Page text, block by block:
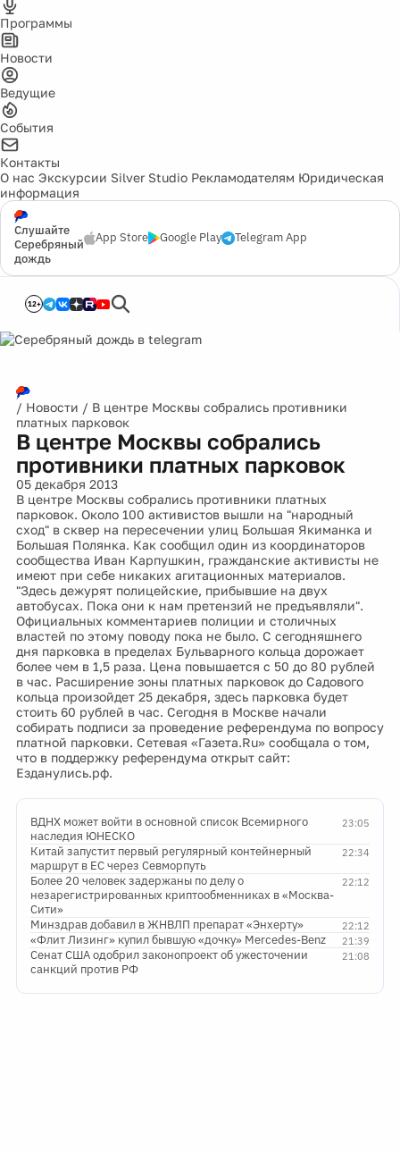
Программы
Новости
Ведущие
События
Контакты
О нас Экскурсии Silver Studio Рекламодателям Юридическая
информация
Слушайте
Серебряный
дождь
App Store Google Play Telegram App
12+
/ Новости / В центре Москвы собрались противники
платных парковок
В центре Москвы собрались
противники платных парковок
05 декабря 2013
В центре Москвы собрались противники платных
парковок. Около 100 активистов вышли на "народный
сход" в сквер на пересечении улиц Большая Якиманка и
Большая Полянка. Как сообщил один из координаторов
сообщества Иван Карпушкин, гражданские активисты не
имеют при себе никаких агитационных материалов.
"Здесь дежурят полицейские, прибывшие на двух
автобусах. Пока они к нам претензий не предъявляли".
Официальных комментариев полиции и столичных
властей по этому поводу пока не было. С сегодняшнего
дня парковка в пределах Бульварного кольца дорожает
более чем в 1,5 раза. Цена повышается с 50 до 80 рублей
в час. Расширение зоны платных парковок до Садового
кольца произойдет 25 декабря, здесь парковка будет
стоить 60 рублей в час. Сегодня в Москве начали
собирать подписи за проведение референдума по вопросу
платной парковки. Сетевая «Газета.Ru» сообщала о том,
что в поддержку референдума открыт сайт:
Езданулись.рф.
23:05
ВДНХ может войти в основной список Всемирного
наследия ЮНЕСКО
22:34
Китай запустит первый регулярный контейнерный
маршрут в ЕС через Севморпуть
22:12
Более 20 человек задержаны по делу о
незарегистрированных криптообменниках в «Москва-
Сити»
22:12
Минздрав добавил в ЖНВЛП препарат «Энхерту»
21:39
«Флит Лизинг» купил бывшую «дочку» Mercedes-Benz
21:08
Сенат США одобрил законопроект об ужесточении
санкций против РФ